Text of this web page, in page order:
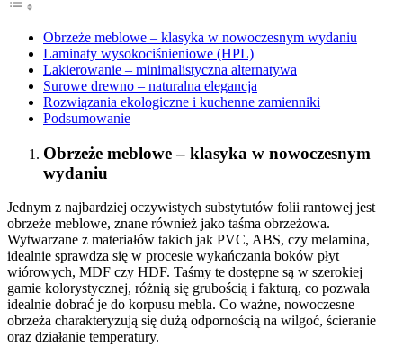
Obrzeże meblowe – klasyka w nowoczesnym wydaniu
Laminaty wysokociśnieniowe (HPL)
Lakierowanie – minimalistyczna alternatywa
Surowe drewno – naturalna elegancja
Rozwiązania ekologiczne i kuchenne zamienniki
Podsumowanie
Obrzeże meblowe – klasyka w nowoczesnym
wydaniu
Jednym z najbardziej oczywistych substytutów folii rantowej jest
obrzeże meblowe, znane również jako taśma obrzeżowa.
Wytwarzane z materiałów takich jak PVC, ABS, czy melamina,
idealnie sprawdza się w procesie wykańczania boków płyt
wiórowych, MDF czy HDF. Taśmy te dostępne są w szerokiej
gamie kolorystycznej, różnią się grubością i fakturą, co pozwala
idealnie dobrać je do korpusu mebla. Co ważne, nowoczesne
obrzeża charakteryzują się dużą odpornością na wilgoć, ścieranie
oraz działanie temperatury.